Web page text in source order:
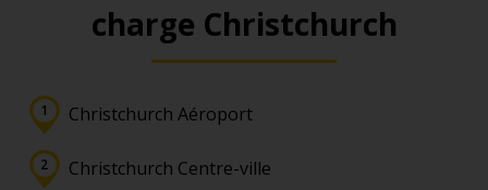
charge Christchurch
Christchurch Aéroport
Christchurch Centre-ville